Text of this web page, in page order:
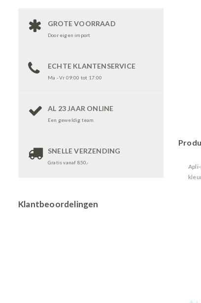
GROTE VOORRAAD
Door eigen import
ECHTE KLANTENSERVICE
Ma - Vr 09:00 tot 17:00
AL 23 JAAR ONLINE
Een geweldig team
SNELLE VERZENDING
Gratis vanaf 850,-
Klantbeoordelingen